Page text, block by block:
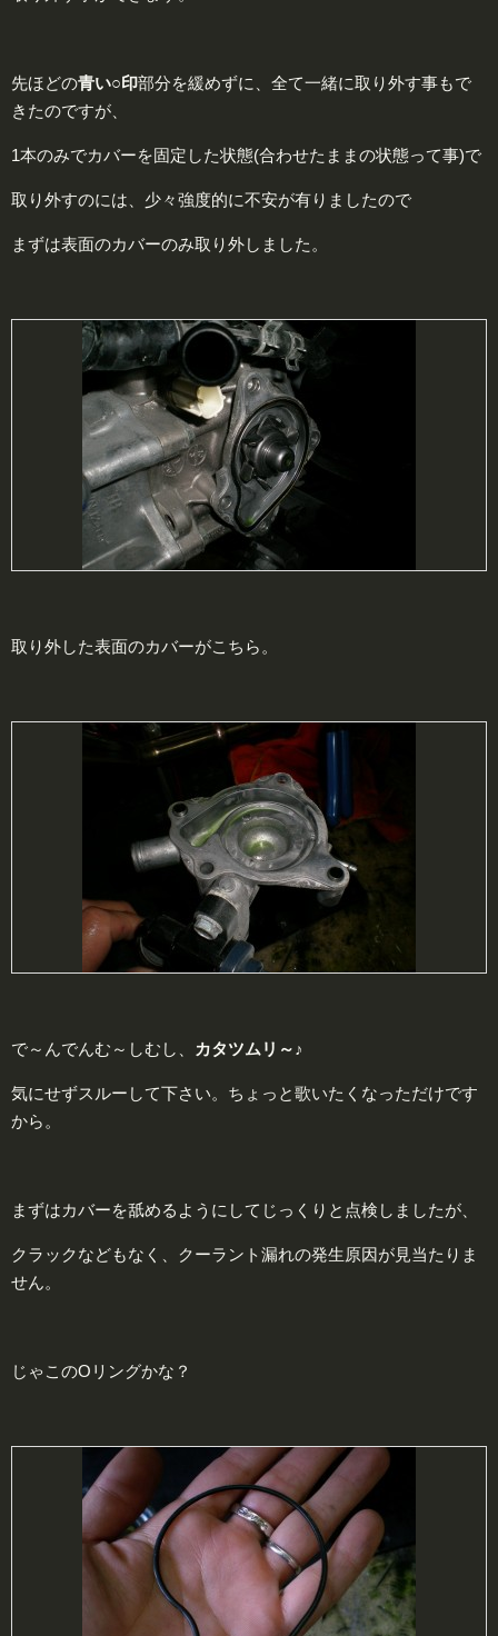
先ほどの青い○印部分を緩めずに、全て一緒に取り外す事もで
きたのですが、
1本のみでカバーを固定した状態(合わせたままの状態って事)で
取り外すのには、少々強度的に不安が有りましたので
まずは表面のカバーのみ取り外しました。
取り外した表面のカバーがこちら。
で～んでんむ～しむし、 カタツムリ～♪
気にせずスルーして下さい。ちょっと歌いたくなっただけです
から。
まずはカバーを舐めるようにしてじっくりと点検しましたが、
クラックなどもなく、クーラント漏れの発生原因が見当たりま
せん。
じゃこのOリングかな？